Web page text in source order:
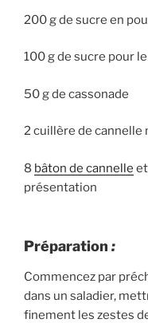
200 g de sucre en
100 g de sucre pour
50 g de cassonade
2 cuillère de cannelle
8 bâton de cannelle
présentation
Préparation :
Commencez par
dans un saladier,
finement les zestes